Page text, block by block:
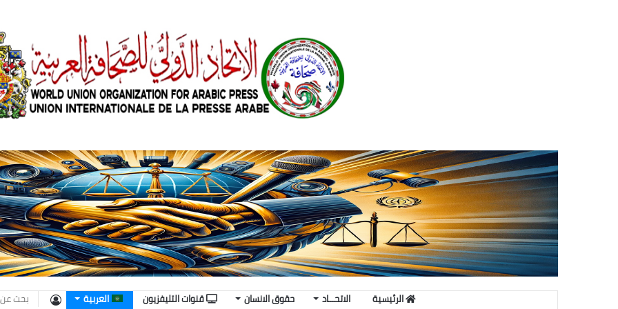
الرئيسية الاتحـــاد حقوق الانسان قنوات التليفزيون العربية
تسجيل